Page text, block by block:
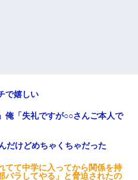
で嬉しい
俺「失礼ですが○○さんご本人で
だけどめちゃくちゃだった
てて中学に入ってから関係を持
バラしてやる」と脅迫されたの